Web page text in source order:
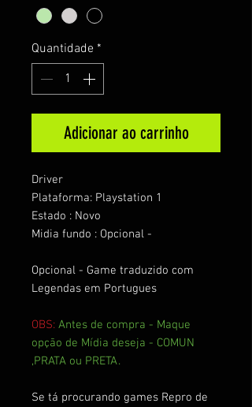
Quantidade *
Adicionar ao carrinho
Driver
Plataforma: Playstation 1
Estado : Novo
Midia fundo : Opcional -
Opcional - Game traduzido com
Legendas em Portugues
OBS: Antes de compra - Maque
opção de Mídia deseja - COMUN
,PRATA ou PRETA.
Se tá procurando games Repro de